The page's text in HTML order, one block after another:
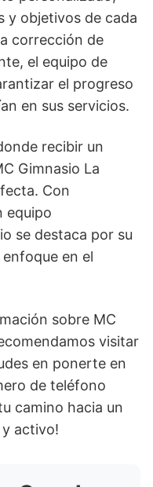
y objetivos de cada
corrección de
el equipo de
el progreso
en sus servicios.
recibir un
Gimnasio La
Con
equipo
se destaca por su
en el
sobre MC
visitar
en ponerte en
de teléfono
camino hacia un
y activo!